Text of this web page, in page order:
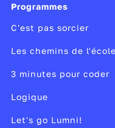
élèves de découvrir
travail lors d’un
de réfléchir à leurs
Programmes
C'est pas sorcier
Les chemins de l'école
3 minutes pour coder
Logique
Let's go Lumni!